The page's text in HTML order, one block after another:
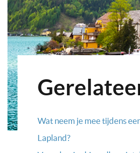
Wat neem je mee tijdens
Lapland?